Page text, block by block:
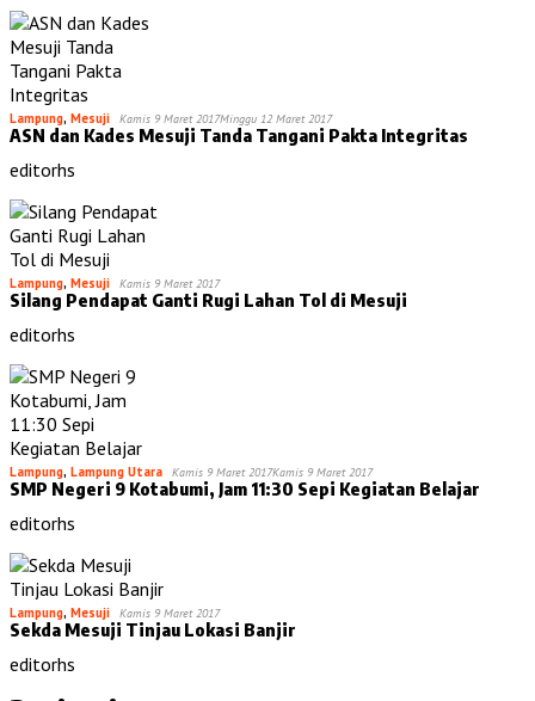
Lampung, Mesuji Kamis 9 Maret 2017Minggu 12 Maret 2017
ASN dan Kades Mesuji Tanda Tangani Pakta Integritas
editorhs
Lampung, Mesuji Kamis 9 Maret 2017
Silang Pendapat Ganti Rugi Lahan Tol di Mesuji
editorhs
Lampung, Lampung Utara Kamis 9 Maret 2017Kamis 9 Maret 2017
SMP Negeri 9 Kotabumi, Jam 11:30 Sepi Kegiatan Belajar
editorhs
Lampung, Mesuji Kamis 9 Maret 2017
Sekda Mesuji Tinjau Lokasi Banjir
editorhs